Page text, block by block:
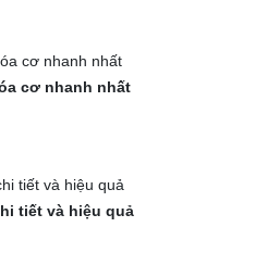
cơ nhanh nhất
tiết và hiệu quả